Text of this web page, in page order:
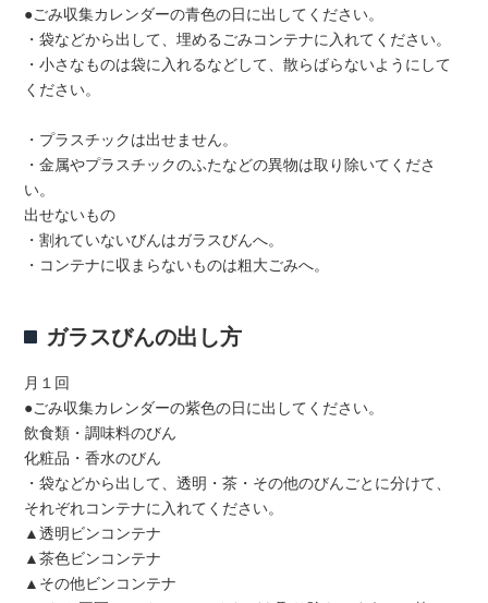
●ごみ収集カレンダーの青色の日に出してください。
・袋などから出して、埋めるごみコンテナに入れてください。
・小さなものは袋に入れるなどして、散らばらないようにして
ください。
・プラスチックは出せません。
・金属やプラスチックのふたなどの異物は取り除いてくださ
い。
出せないもの
・割れていないびんはガラスびんへ。
・コンテナに収まらないものは粗大ごみへ。
ガラスびんの出し方
月１回
●ごみ収集カレンダーの紫色の日に出してください。
飲食類・調味料のびん
化粧品・香水のびん
・袋などから出して、透明・茶・その他のびんごとに分けて、
それぞれコンテナに入れてください。
▲透明ビンコンテナ
▲茶色ビンコンテナ
▲その他ビンコンテナ